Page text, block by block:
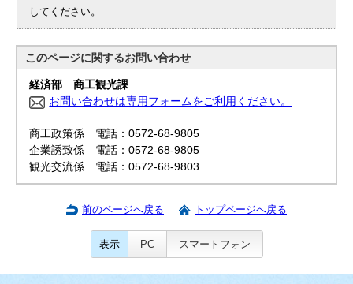
してください。
このページに関するお問い合わせ
経済部 商工観光課
お問い合わせは専用フォームをご利用ください。
商工政策係 電話：0572-68-9805
企業誘致係 電話：0572-68-9805
観光交流係 電話：0572-68-9803
前のページへ戻る トップページへ戻る
表示 PC スマートフォン